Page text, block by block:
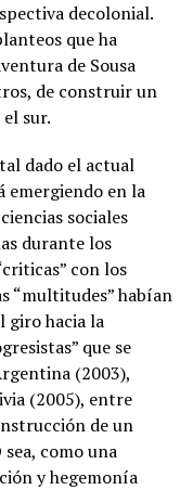
decolonial.
que ha
de Sousa
de construir un
sur.
dado el actual
emergiendo en la
sociales
durante los
con los
“multitudes” habían
giro hacia la
que se
(2003),
(2005), entre
de un
como una
y hegemonía